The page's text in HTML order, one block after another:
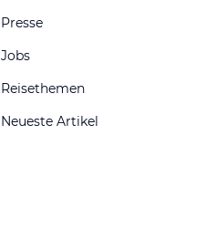
Presse
Jobs
Reisethemen
Neueste Artikel